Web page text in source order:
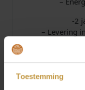
Toestemming
-2
– Levering
verkooppunt
Prisma